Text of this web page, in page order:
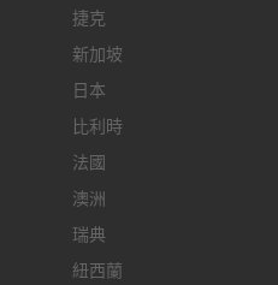
捷克
新加坡
日本
比利時
法國
澳洲
瑞典
紐西蘭